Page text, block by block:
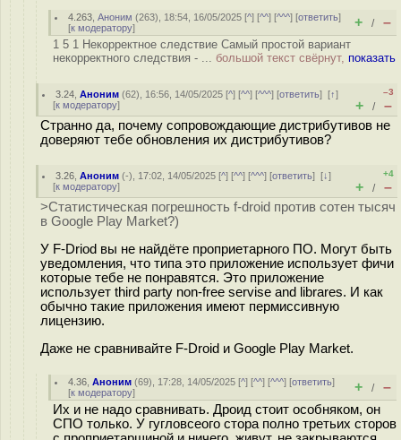
4.263 ,Аноним (263), 18:54, 16/05/2025 [^] [^^] [^^^] [ответить]
[к модератору] + / –
1 5 1 Некорректное следствие Самый простой вариант
некорректного следствия - ... большой текст свёрнут, показать
3.24 ,Аноним (62), 16:56, 14/05/2025 [^] [^^] [^^^] [ответить][↑]
[к модератору]
–3
+ / –
Странно да, почему сопровождающие дистрибутивов не
доверяют тебе обновления их дистрибутивов?
3.26 ,Аноним (-), 17:02, 14/05/2025 [^] [^^] [^^^] [ответить][↓]
[к модератору]
+4
+ / –
>Статистическая погрешность f-droid против сотен тысяч
в Google Play Market?)
У F-Driod вы не найдёте проприетарного ПО. Могут быть
уведомления, что типа это приложение использует фичи
которые тебе не понравятся. Это приложение
использует third party non-free servise and librares. И как
обычно такие приложения имеют пермиссивную
лицензию.
Даже не сравнивайте F-Droid и Google Play Market.
4.36 ,Аноним (69), 17:28, 14/05/2025 [^] [^^] [^^^] [ответить]
[к модератору] + / –
Их и не надо сравнивать. Дроид стоит особняком, он
СПО только. У гугловсеого стора полно третьих сторов